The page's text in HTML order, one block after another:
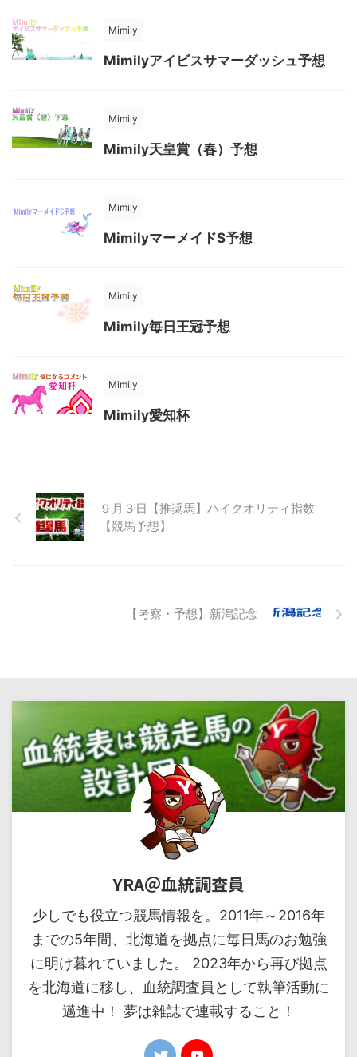
Mimily
Mimilyアイビスサマーダッシュ予想
Mimily
Mimily天皇賞（春）予想
Mimily
MimilyマーメイドS予想
Mimily
Mimily毎日王冠予想
Mimily
Mimily愛知杯
９月３日【推奨馬】ハイクオリティ指数
【競馬予想】
【考察・予想】新潟記念
YRA＠血統調査員
少しでも役立つ競馬情報を。2011年～2016年
までの5年間、北海道を拠点に毎日馬のお勉強
に明け暮れていました。 2023年から再び拠点
を北海道に移し、血統調査員として執筆活動に
邁進中！ 夢は雑誌で連載すること！